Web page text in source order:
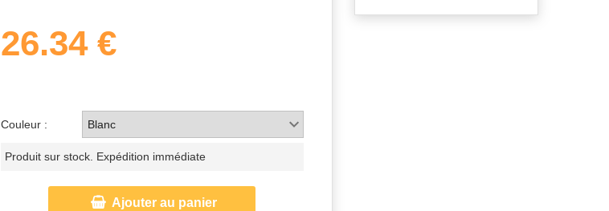
26.34 €
Couleur :
Produit sur stock. Expédition immédiate
Ajouter au panier